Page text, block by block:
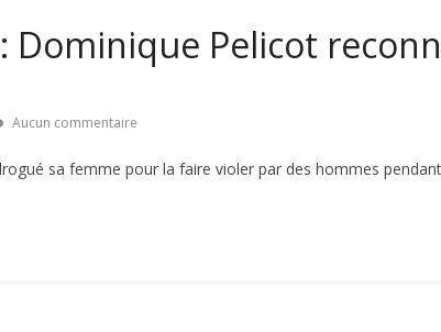
Dominique Pelicot
Aucun commentaire
sa femme pour la faire violer par des hommes